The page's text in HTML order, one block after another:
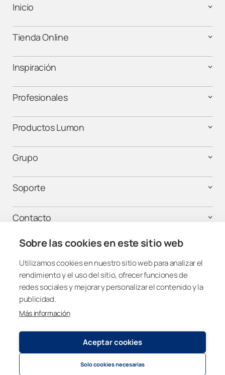
Sobre las cookies en este sitio web
Utilizamos cookies en nuestro sitio web para analizar el
rendimiento y el uso del sitio, ofrecer funciones de
redes sociales y mejorar y personalizar el contenido y la
publicidad.
Más información
Aceptar cookies
Solo cookies necesarias
Inicio
Tienda Online
Inspiración
Profesionales
Productos Lumon
Grupo
Soporte
Contacto
¡Mantente conectado!
Spain
Política de privacidad y cookies